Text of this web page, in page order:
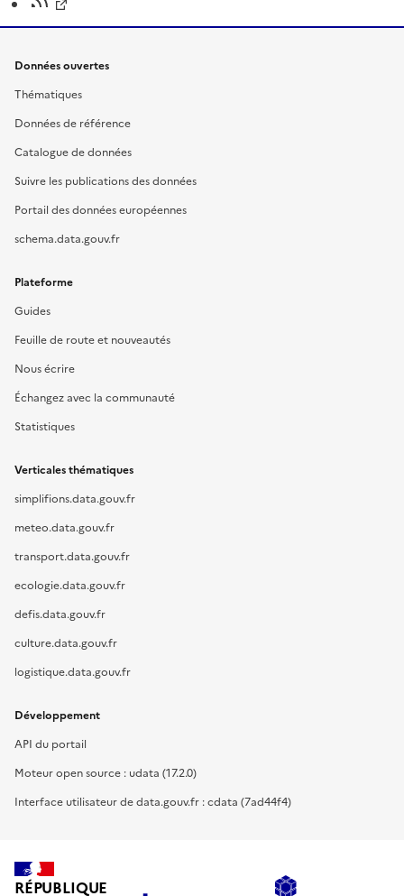
Données ouvertes
Thématiques
Données de référence
Catalogue de données
Suivre les publications des données
Portail des données européennes
schema.data.gouv.fr
Plateforme
Guides
Feuille de route et nouveautés
Nous écrire
Échangez avec la communauté
Statistiques
Verticales thématiques
simplifions.data.gouv.fr
meteo.data.gouv.fr
transport.data.gouv.fr
ecologie.data.gouv.fr
defis.data.gouv.fr
culture.data.gouv.fr
logistique.data.gouv.fr
Développement
API du portail
Moteur open source : udata (17.2.0)
Interface utilisateur de data.gouv.fr : cdata (7ad44f4)
RÉPUBLIQUE